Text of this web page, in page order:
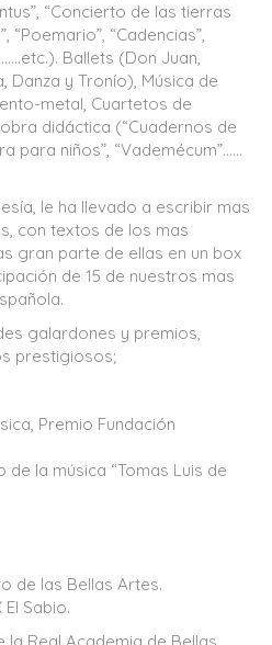
“Concierto de las tierras
“Poemario”, “Cadencias”,
Ballets (Don Juan,
Danza y Tronío), Música de
metal, Cuartetos de
didáctica (“Cuadernos de
para niños”, “Vademécum”……
le ha llevado a escribir mas
con textos de los mas
gran parte de ellas en un box
de 15 de nuestros mas
galardones y premios,
prestigiosos;
Premio Fundación
la música “Tomas Luis de
de las Bellas Artes.
Sabio.